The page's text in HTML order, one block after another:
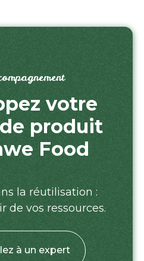
votre
produit
Food
la réutilisation :
de vos ressources.
à un expert